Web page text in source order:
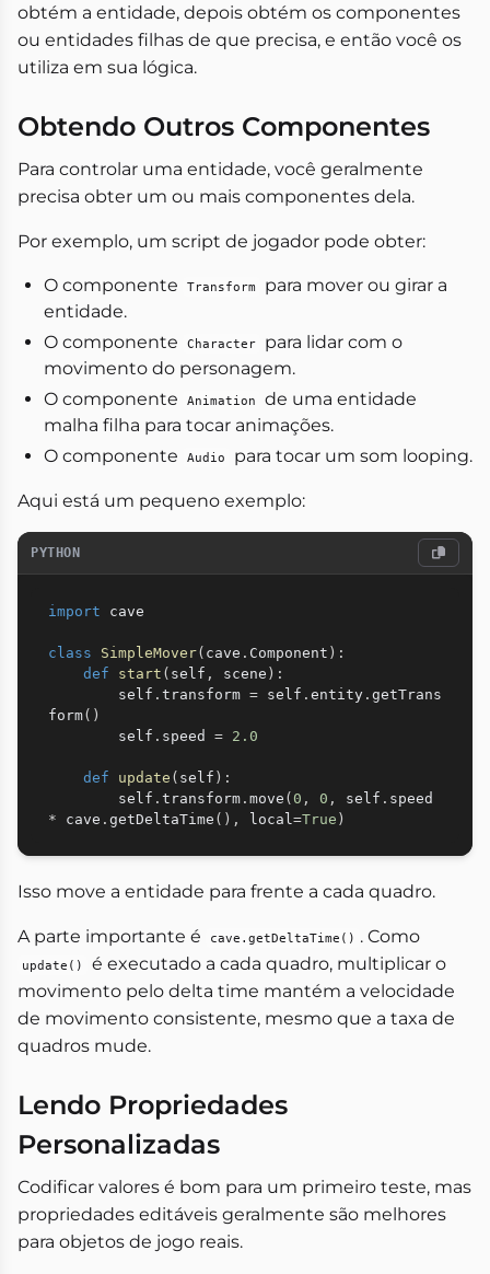
obtém a entidade, depois obtém os componentes
ou entidades filhas de que precisa, e então você os
utiliza em sua lógica.
Obtendo Outros Componentes
Para controlar uma entidade, você geralmente
precisa obter um ou mais componentes dela.
Por exemplo, um script de jogador pode obter:
O componente Transform
para mover ou girar a
entidade.
O componente
Character
para lidar com o
movimento do personagem.
O componente
Animation
de uma entidade
malha filha para tocar animações.
O componente
Audio para tocar um som looping.
Aqui está um pequeno exemplo:
PYTHON
import cave
class SimpleMover( cave . Component ) :
def
start ( self , scene ) :
        self
. transform = self . entity . getTrans
form( )
        self
. speed = 2.0
def update ( self ) :
        self
. transform . move (0 , 0 , self .
* cave . getDeltaTime ( ) , local =True )
Isso move a entidade para frente a cada quadro.
A parte importante é cave.getDeltaTime() . Como
update()
é executado a cada quadro, multiplicar o
movimento pelo delta time mantém a velocidade
de movimento consistente, mesmo que a taxa de
quadros mude.
Lendo Propriedades
Personalizadas
Codificar valores é bom para um primeiro teste, mas
propriedades editáveis geralmente são melhores
para objetos de jogo reais.